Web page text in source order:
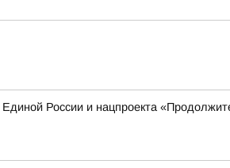
России и нацпроекта